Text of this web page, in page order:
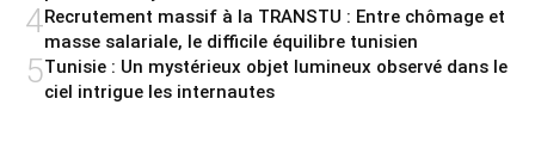
4Recrutement massif à la TRANSTU : Entre chômage et
masse salariale, le difficile équilibre tunisien
5Tunisie : Un mystérieux objet lumineux observé dans le
ciel intrigue les internautes